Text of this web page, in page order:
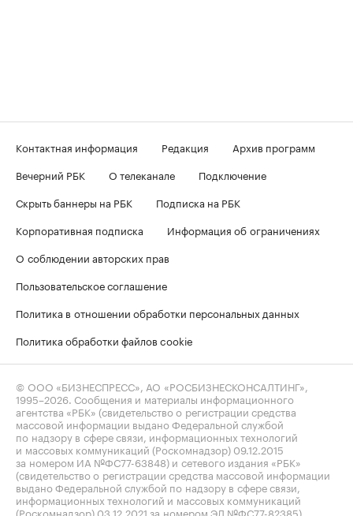
Контактная информация Редакция
Архив программ
Вечерний РБК
О телеканале
Подключение
Скрыть баннеры на РБК
Подписка на РБК
Корпоративная подписка
Информация об ограничениях
О соблюдении авторских прав
Пользовательское соглашение
Политика в отношении обработки персональных данных
Политика обработки файлов cookie
© ООО «БИЗНЕСПРЕСС», АО «РОСБИЗНЕСКОНСАЛТИНГ»,
1995–2026 . Сообщения и материалы информационного
агентства «РБК» (свидетельство о регистрации средства
массовой информации выдано Федеральной службой
по надзору в сфере связи, информационных технологий
и массовых коммуникаций (Роскомнадзор) 09.12.2015
за номером ИА №ФС77-63848) и сетевого издания «РБК»
(свидетельство о регистрации средства массовой информации
выдано Федеральной службой по надзору в сфере связи,
информационных технологий и массовых коммуникаций
(Роскомнадзор) 03.12.2021 за номером ЭЛ №ФС77-82385)